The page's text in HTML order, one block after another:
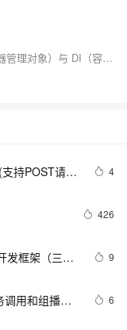
本文详解 Spring 框架核心知识，包括 IOC（容器管理对象）与 DI（容器注入依赖），以及通过注解（如 @Service、@Autowired）声明 Bean 和注入依赖的方式。阐述了 Bean 的线程安全（默认单例可能有安全问题，需业务避免共享状态或设为 prototype）、作用域（@Scope 注解，常用 singleton、prototype 等）及完整生命周期（实例化、依赖注入、初始化、销毁等步骤）。 解析了循环依赖的解决机制（三级缓存）、AOP 的概念（公共逻辑抽为切面）、底层动态代理（JDK 与 Cglib 的区别）及项目应用（如日志记录）。介绍了事务的实现（基于 AOP
持POST请
4
426
框架（三十
9
用和组播服
6